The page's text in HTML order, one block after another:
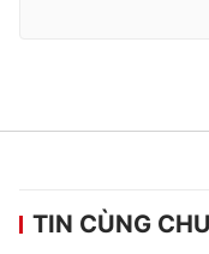
TIN CÙNG